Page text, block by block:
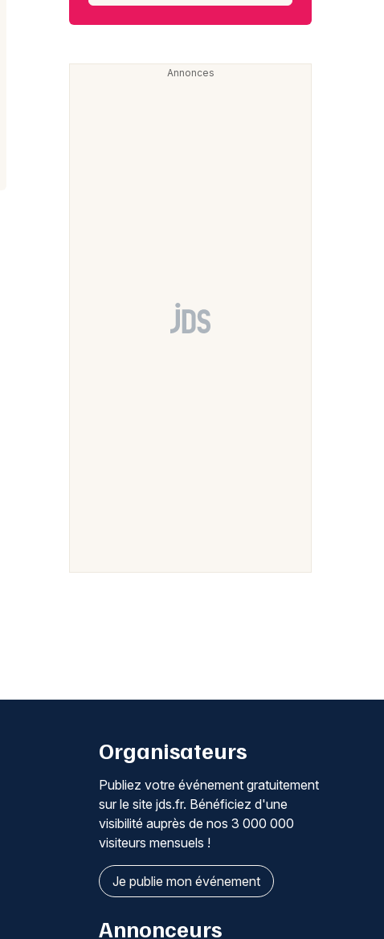
Organisateurs
Publiez votre événement gratuitement
sur le site jds.fr. Bénéficiez d'une
visibilité auprès de nos 3 000 000
visiteurs mensuels !
Je publie mon événement
Annonceurs